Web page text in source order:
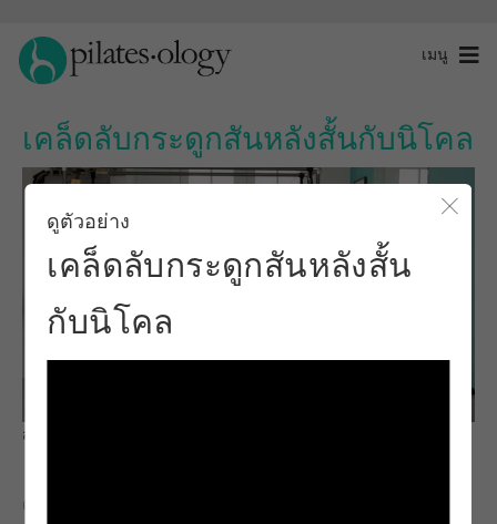
เมนู
เคล็ดลับกระดูกสันหลังสั้นกับนิโคล
ดูตัวอย่าง
เคล็ดลับกระดูกสันหลังสั้น
กับนิโคล
สังเกตและเรียนรู้
ครู